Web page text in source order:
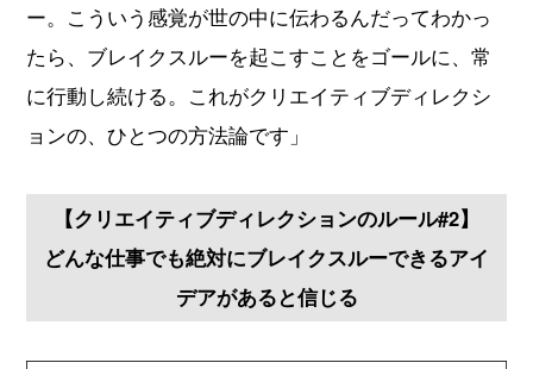
ー。こういう感覚が世の中に伝わるんだってわかっ
たら、ブレイクスルーを起こすことをゴールに、常
に行動し続ける。これがクリエイティブディレクシ
ョンの、ひとつの方法論です」
【クリエイティブディレクションのルール#2】
どんな仕事でも絶対にブレイクスルーできるアイ
デアがあると信じる